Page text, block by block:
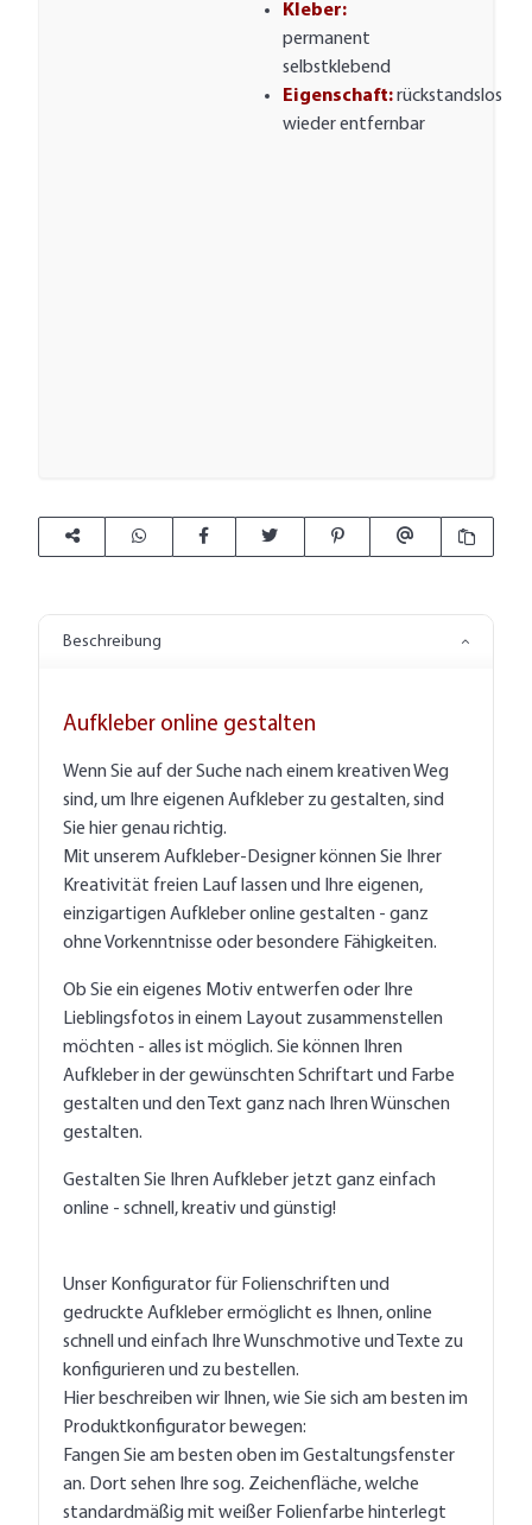
Kleber:
permanent
selbstklebend
Eigenschaft:rückstandslos
wieder entfernbar
Beschreibung
Aufkleber online gestalten
Wenn Sie auf der Suche nach einem kreativen Weg
sind, um Ihre eigenen Aufkleber zu gestalten, sind
Sie hier genau richtig.
Mit unserem Aufkleber-Designer können Sie Ihrer
Kreativität freien Lauf lassen und Ihre eigenen,
einzigartigen Aufkleber online gestalten - ganz
ohne Vorkenntnisse oder besondere Fähigkeiten.
Ob Sie ein eigenes Motiv entwerfen oder Ihre
Lieblingsfotos in einem Layout zusammenstellen
möchten - alles ist möglich. Sie können Ihren
Aufkleber in der gewünschten Schriftart und Farbe
gestalten und den Text ganz nach Ihren Wünschen
gestalten.
Gestalten Sie Ihren Aufkleber jetzt ganz einfach
online - schnell, kreativ und günstig!
Unser Konfigurator für Folienschriften und
gedruckte Aufkleber ermöglicht es Ihnen, online
schnell und einfach Ihre Wunschmotive und Texte zu
konfigurieren und zu bestellen.
Hier beschreiben wir Ihnen, wie Sie sich am besten im
Produktkonfigurator bewegen:
Fangen Sie am besten oben im Gestaltungsfenster
an. Dort sehen Ihre sog. Zeichenfläche, welche
standardmäßig mit weißer Folienfarbe hinterlegt